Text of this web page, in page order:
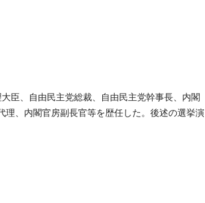
臣、自由民主党総裁、自由民主党幹事長、内閣
、内閣官房副長官等を歴任した。後述の選挙演